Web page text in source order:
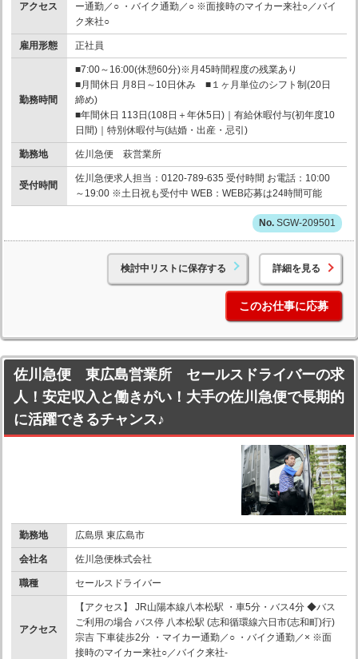
アクセス
ー通勤／○ ・バイク通勤／○ ※面接時のマイカー来社○／バイ
ク来社○
雇用形態 正社員
勤務時間
■7:00～16:00(休憩60分)※月45時間程度の残業あり
■月間休日 月8日～10日休み ■１ヶ月単位のシフト制(20日
締め)
■年間休日 113日(108日＋年休5日)｜有給休暇付与(初年度10
日間)｜特別休暇付与(結婚・出産・忌引)
勤務地 佐川急便 萩営業所
受付時間
佐川急便求人担当：0120-789-635 受付時間 お電話：10:00
～19:00 ※土日祝も受付中 WEB：WEB応募は24時間可能
SGW-209501
検討中リストに保存する 詳細を見る
このお仕事に応募
佐川急便 東広島営業所 セールスドライバーの求
人！安定収入と働きがい！大手の佐川急便で長期的
に活躍できるチャンス♪
勤務地 広島県 東広島市
会社名 佐川急便株式会社
職種 セールスドライバー
アクセス
【アクセス】 JR山陽本線八本松駅 ・車5分・バス4分 ◆バス
ご利用の場合 バス停 八本松駅 (志和循環線六日市(志和町)行)
宗吉 下車徒歩2分 ・マイカー通勤／○ ・バイク通勤／× ※面
接時のマイカー来社○／バイク来社-